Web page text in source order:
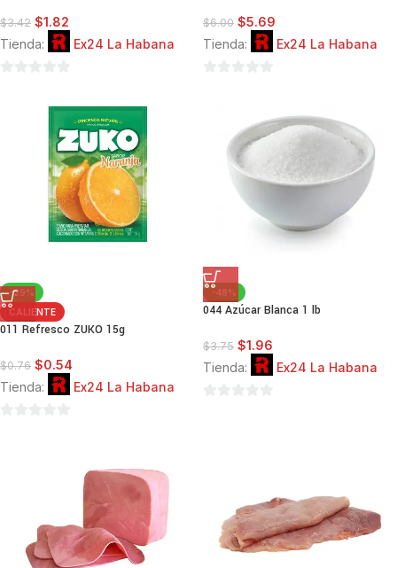
$3.42 $1.82
Tienda:
Ex24 La Habana
$6.00 $5.69
Tienda:
Ex24 La Habana
-29%
CALIENTE
011 Refresco ZUKO 15g
$0.76 $0.54
Tienda:
Ex24 La Habana
-48%
044 Azúcar Blanca 1 lb
$3.75 $1.96
Tienda:
Ex24 La Habana